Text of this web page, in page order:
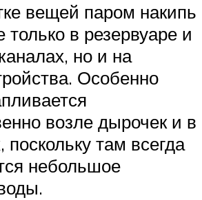
вещей паром накипь
только в резервуаре и
но и на
Особенно
возле дырочек и в
поскольку там всегда
небольшое